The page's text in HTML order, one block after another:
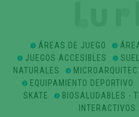
ÁREAS DE JUEGO
JUEGOS ACCESIBLES
NATURALES
EQUIPAMIENTO DEPORTIVO
SKATE
BIOSALUDABLES -